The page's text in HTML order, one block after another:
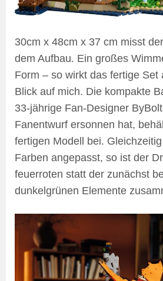
30cm x 48cm x 37 cm misst
dem Aufbau. Ein großes
Form – so wirkt das fertige Set
Blick auf mich. Die kompakte
33-jährige Fan-Designer
Fanentwurf ersonnen hat,
fertigen Modell bei.
Farben angepasst, so ist der
feuerroten statt der zunächst
dunkelgrünen Elemente